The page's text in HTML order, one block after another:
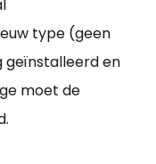
type (geen
geïnstalleerd en
moet de